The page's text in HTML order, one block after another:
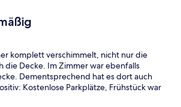
komplett verschimmelt, nicht nur die
die Decke. Im Zimmer war ebenfalls
Dementsprechend hat es dort auch
Kostenlose Parkplätze, Frühstück war